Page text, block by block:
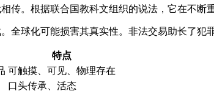
传。根据联合国教科文组织的说法，它在不断重
全球化可能损害其真实性。非法交易助长了犯
特点
可触摸、可见、物理存在
口头传承、活态